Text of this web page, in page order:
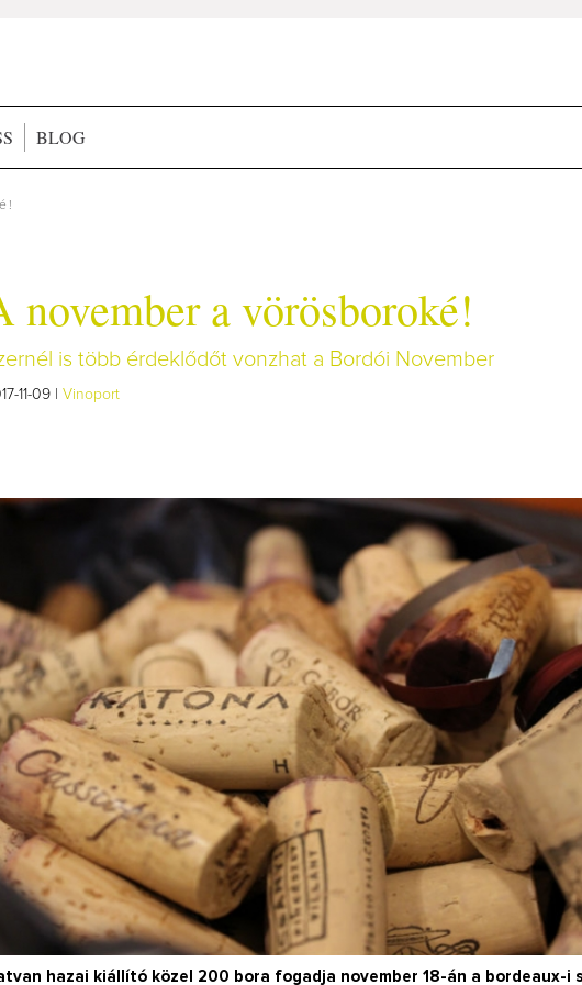
BLOG
november a vörösboroké!
is több érdeklődőt vonzhat a Bordói November
11-09 | Vinoport
hazai kiállító közel 200 bora fogadja november 18-án a bordeaux-i
Így lesz valaki
borász #26 -
Az extra ráadás
pillanatokat